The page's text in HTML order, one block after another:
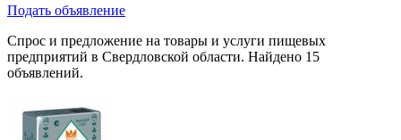
Подать объявление
Спрос и предложение на товары и услуги пищевых
предприятий в Свердловской области. Найдено 15
объявлений.